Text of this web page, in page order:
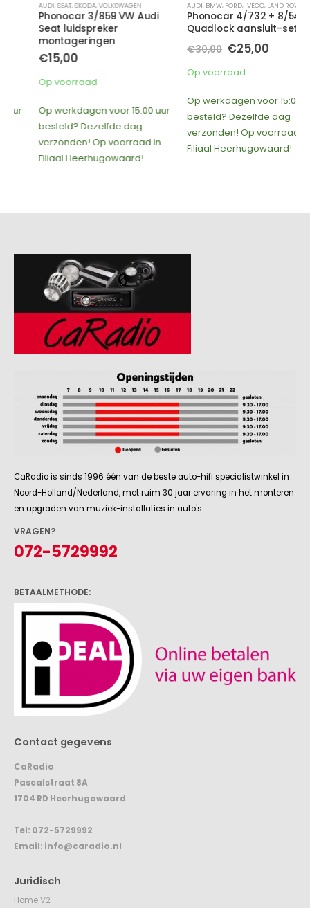
SEAT,SKODA,VOLKSWAGEN
Phonocar 3/859 VW Audi
Seat luidspreker
montageringen
15,00
Op voorraad
Op werkdagen voor 15:00 uur
besteld? Dezelfde dag
verzonden! Op voorraad in
Filiaal Heerhugowaard!
BMW,FORD,IVECO,LAND ROVER, MERCEDES
Phonocar 4/732 + 8/541
Quadlock aansluit-set
30,00 Oorspronkelijke
prijs
was:
€30,00.
€25,00Huidige
prijs
is:
€25,00.
Op voorraad
Op werkdagen voor 15:00 uur
besteld? Dezelfde dag
verzonden! Op voorraad in
Filiaal Heerhugowaard!
CaRadio is sinds 1996 één van de beste auto-hifi specialistwinkel in
Noord-Holland/Nederland, met ruim 30 jaar ervaring in het monteren
en upgraden van muziek-installaties in auto's.
VRAGEN?
072-5729992
BETAALMETHODE:
Contact gegevens
CaRadio
Pascalstraat 8A
1704 RD Heerhugowaard
Tel: 072-5729992
Email: info@caradio.nl
Juridisch
Home V2